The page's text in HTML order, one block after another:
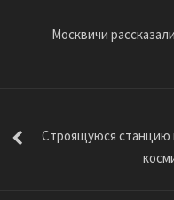
Москвичи
Строящуюся станцию